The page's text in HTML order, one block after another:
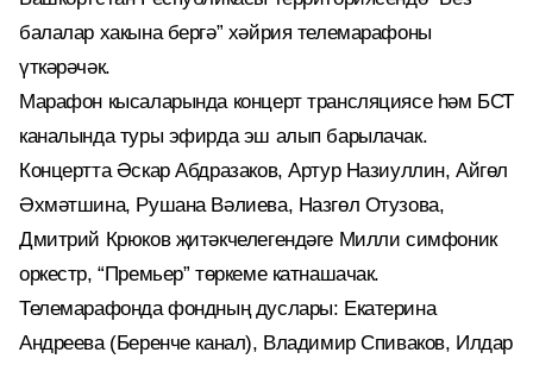
балалар хакына бергә” хәйрия телемарафоны
үткәрәчәк.
Марафон кысаларында концерт трансляциясе һәм БСТ
каналында туры эфирда эш алып барылачак.
Концертта Әскар Абдразаков, Артур Назиуллин, Айгөл
Әхмәтшина, Рушана Вәлиева, Назгөл Отузова,
Дмитрий Крюков җитәкчелегендәге Милли симфоник
оркестр, “Премьер” төркеме катнашачак.
Телемарафонда фондның дуслары: Екатерина
Андреева (Беренче канал), Владимир Спиваков, Илдар